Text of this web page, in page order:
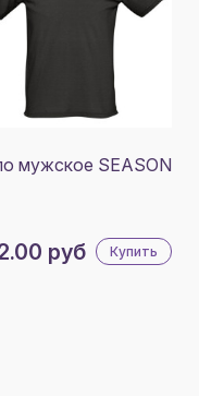
мужское SEASON
руб Купить